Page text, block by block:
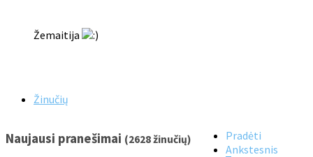
Žemaitija
Žinučių
Naujausi pranešimai (2628 žinučių)
Pradėti
Ankstesnis